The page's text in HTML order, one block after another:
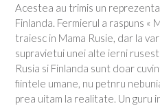
Acestea au trimis un
Finlanda. Fermierul a raspuns
traiesc in Mama Rusie, dar la
supravietui unei alte ierni
Rusia si Finlanda sunt doar
fiintele umane, nu petnru
prea uitam la realitate. Un guru